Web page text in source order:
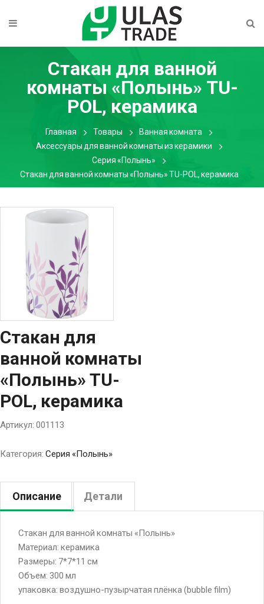
Стакан для ванной
комнаты «Полынь» TU-
POL, керамика
Главная Товары
Ванная комната
Аксессуары для ванной комнаты из керамики
Серия «Полынь»
Стакан для ванной комнаты «Полынь» TU-POL, керамика
Стакан для
ванной комнаты
«Полынь» TU-
POL, керамика
Артикул: 001113
Категория: Серия «Полынь»
Описание Детали
Стакан для ванной комнаты «Полынь»
Материал: керамика
Размеры: 7*7*11 см
Объем: 300 мл
упаковка: воздушно-пузырчатая плёнка (bubble film)